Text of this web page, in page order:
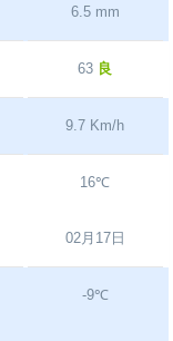
6.5 mm
63 良
9.7 Km/h
16℃
02月17日
-9℃